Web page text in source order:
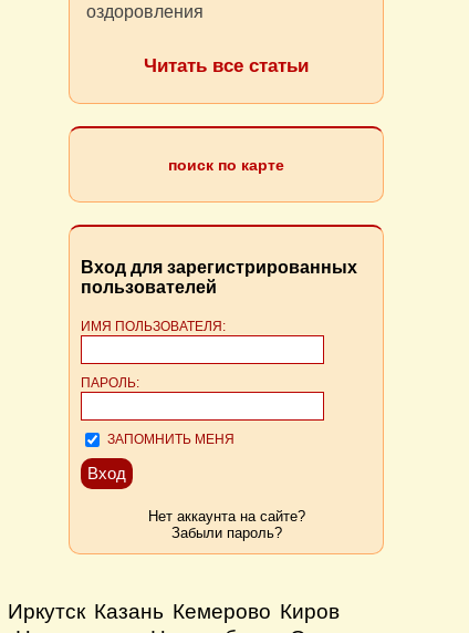
оздоровления
Читать все статьи
поиск по карте
Вход для зарегистрированных
пользователей
ИМЯ ПОЛЬЗОВАТЕЛЯ:
ПАРОЛЬ:
ЗАПОМНИТЬ МЕНЯ
Нет аккаунта на сайте?
Забыли пароль?
Иркутск Казань Кемерово Киров